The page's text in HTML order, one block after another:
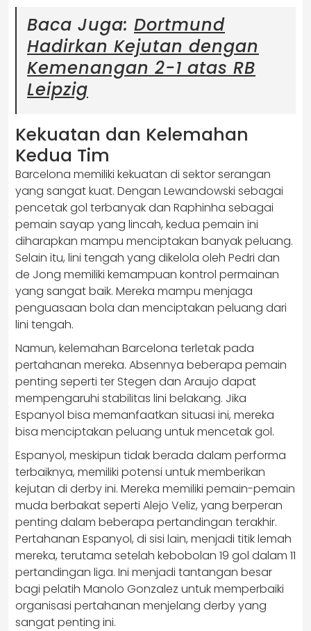
Baca Juga: Dortmund
Hadirkan Kejutan dengan
Kemenangan 2-1 atas RB
Leipzig
Kekuatan dan Kelemahan
Kedua Tim
Barcelona memiliki kekuatan di sektor serangan
yang sangat kuat. Dengan Lewandowski sebagai
pencetak gol terbanyak dan Raphinha sebagai
pemain sayap yang lincah, kedua pemain ini
diharapkan mampu menciptakan banyak peluang.
Selain itu, lini tengah yang dikelola oleh Pedri dan
de Jong memiliki kemampuan kontrol permainan
yang sangat baik. Mereka mampu menjaga
penguasaan bola dan menciptakan peluang dari
lini tengah.
Namun, kelemahan Barcelona terletak pada
pertahanan mereka. Absennya beberapa pemain
penting seperti ter Stegen dan Araujo dapat
mempengaruhi stabilitas lini belakang. Jika
Espanyol bisa memanfaatkan situasi ini, mereka
bisa menciptakan peluang untuk mencetak gol.
Espanyol, meskipun tidak berada dalam performa
terbaiknya, memiliki potensi untuk memberikan
kejutan di derby ini. Mereka memiliki pemain-pemain
muda berbakat seperti Alejo Veliz, yang berperan
penting dalam beberapa pertandingan terakhir.
Pertahanan Espanyol, di sisi lain, menjadi titik lemah
mereka, terutama setelah kebobolan 19 gol dalam 11
pertandingan liga. Ini menjadi tantangan besar
bagi pelatih Manolo Gonzalez untuk memperbaiki
organisasi pertahanan menjelang derby yang
sangat penting ini.